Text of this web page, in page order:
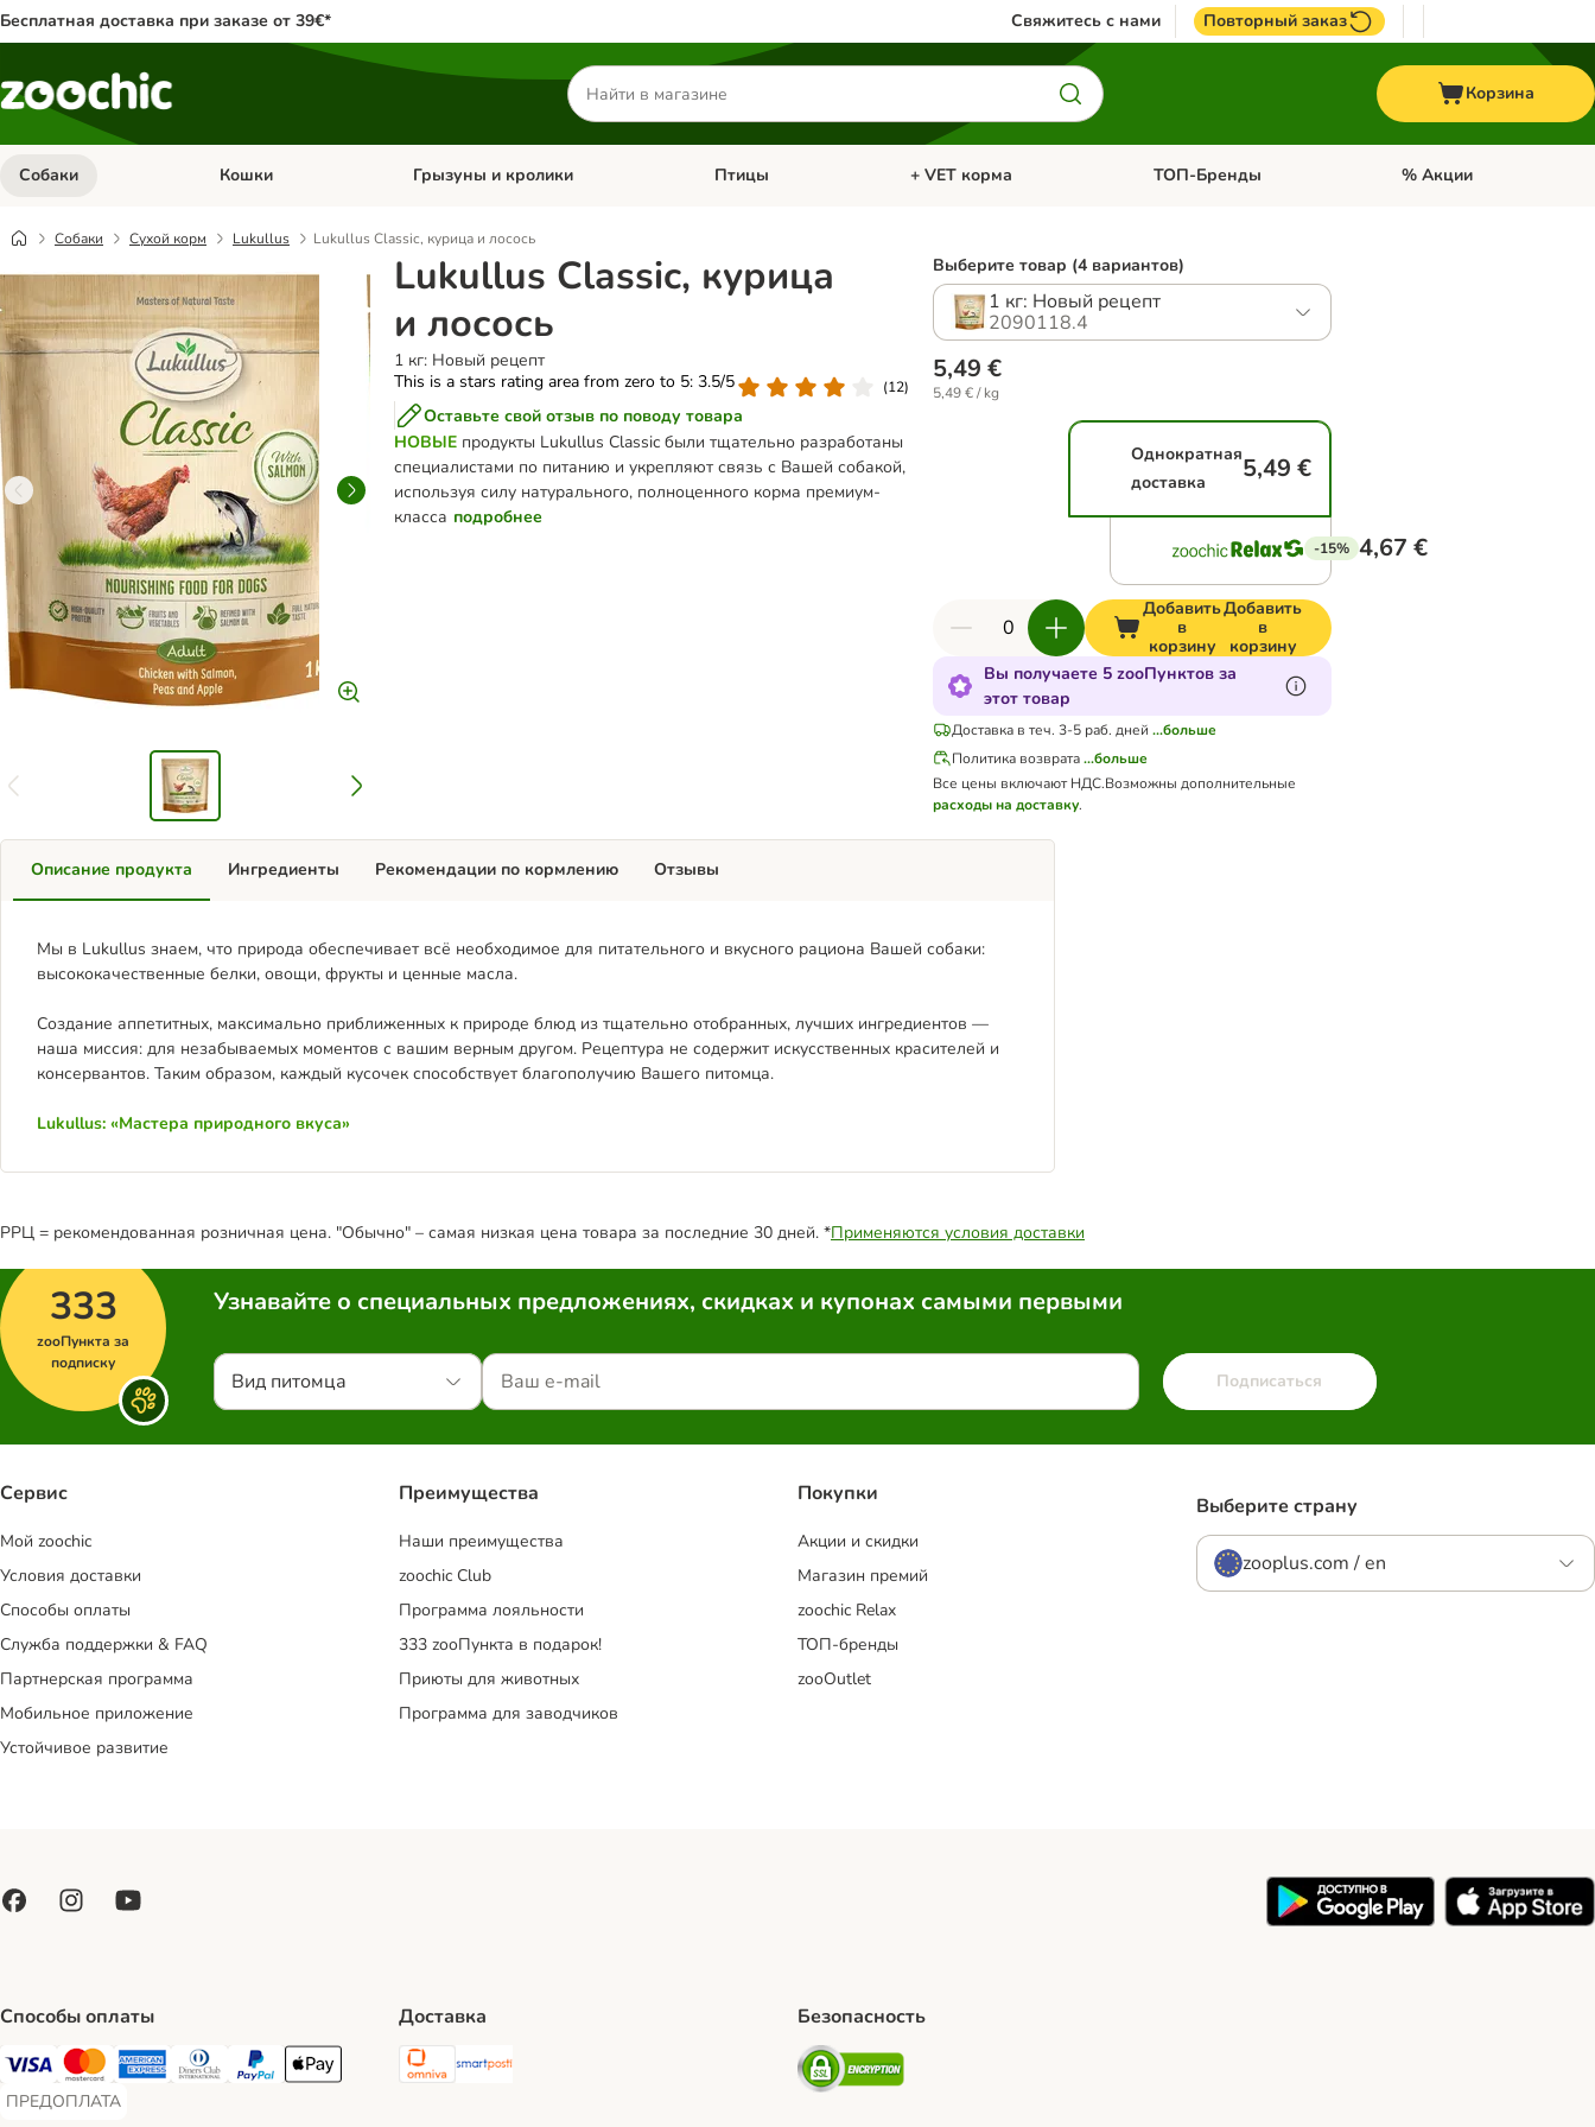
Бесплатная доставка при заказе от 39€* Свяжитесь с нами Повторный заказ
Поиск
товаров
Корзина
Собаки Откройте меню категории: Собаки
Кошки Откройте меню категории: Кошки
Грызуны и кролики Откройте меню категории: Грызуны и кролики
Птицы Откройте меню категории: Птицы
+ VET корма Откройте меню категории: + VET корма
ТОП-Бренды Откройте меню
% Акции
Собаки Сухой корм Lukullus Lukullus Classic, курица и лосось
Lukullus Classic, курица
и лосось
1 кг: Новый рецепт
This is a stars rating area from zero to 5: 3.5/5
(12)
Оставьте свой отзыв по поводу товара
НОВЫЕ продукты Lukullus Classic были тщательно разработаны
специалистами по питанию и укрепляют связь с Вашей собакой,
используя силу натурального, полноценного корма премиум-
класса подробнее
Выберите товар (4 вариантов)
1 кг: Новый рецепт
2090118.4
5,49 €
5,49 € / kg
Однократная
доставка
5,49 €
-15% 4,67 €
Добавить
в
корзину
Добавить
в
корзину
Вы получаете 5 zooПунктов за
этот товар
Доставка в теч. 3-5 раб. дней ...больше
Политика возврата ...больше
Все цены включают НДС.Возможны дополнительные
расходы на доставку.
Описание продукта
Мы в Lukullus знаем, что природа обеспечивает всё необходимое для питательного и вкусного рациона Вашей собаки:
высококачественные белки, овощи, фрукты и ценные масла.
Создание аппетитных, максимально приближенных к природе блюд из тщательно отобранных, лучших ингредиентов —
наша миссия: для незабываемых моментов с вашим верным другом. Рецептура не содержит искусственных красителей и
консервантов. Таким образом, каждый кусочек способствует благополучию Вашего питомца.
Lukullus: «Мастера природного вкуса»
Ингредиенты Рекомендации по кормлению Отзывы
РРЦ = рекомендованная розничная цена. "Обычно" – самая низкая цена товара за последние 30 дней. *Применяются условия доставки
333
zooПункта за
подписку
Узнавайте о специальных предложениях, скидках и купонах самыми первыми
Вид питомца Подписаться
Сервис
Mой zoochic
Условия доставки
Способы оплаты
Служба поддержки & FAQ
Партнерская программа
Мобильное приложение
Устойчивое развитие
Преимуществa
Наши преимущества
zoochic Club
Программа лояльности
333 zooПункта в подарок!
Приюты для животных
Программа для заводчиков
Покупки
Акции и скидки
Магазин премий
zoochic Relax
ТОП-бренды
zooOutlet
Выберите страну
zooplus.com / en
Способы оплаты
Visa Payment Method
Mastercard Payment Method
American Express Payment Method
Diners Club Payment Method
PayPal Payment Method
Apple Pay Payment Method
ПРЕДОПЛАТА
ПРЕДОПЛАТА Payment Method
Доставка
Omniva Shipping Method
SmartPosti Shipping Method
Безопасность
Security